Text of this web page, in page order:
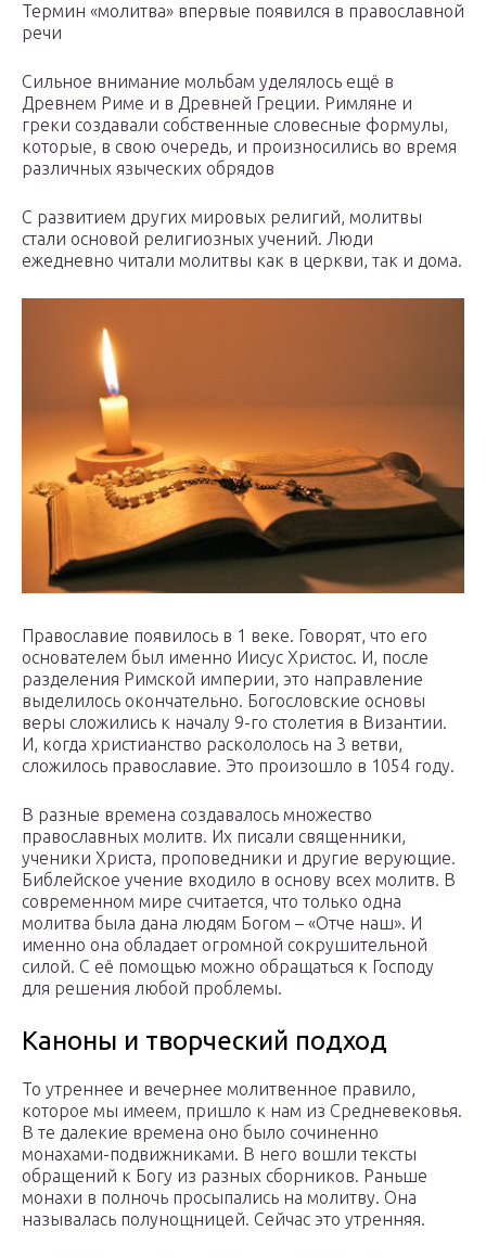
Термин «молитва» впервые появился в православной
речи
Сильное внимание мольбам уделялось ещё в
Древнем Риме и в Древней Греции. Римляне и
греки создавали собственные словесные формулы,
которые, в свою очередь, и произносились во время
различных языческих обрядов
С развитием других мировых религий, молитвы
стали основой религиозных учений. Люди
ежедневно читали молитвы как в церкви, так и дома.
Православие появилось в 1 веке. Говорят, что его
основателем был именно Иисус Христос. И, после
разделения Римской империи, это направление
выделилось окончательно. Богословские основы
веры сложились к началу 9-го столетия в Византии.
И, когда христианство раскололось на 3 ветви,
сложилось православие. Это произошло в 1054 году.
В разные времена создавалось множество
православных молитв. Их писали священники,
ученики Христа, проповедники и другие верующие.
Библейское учение входило в основу всех молитв. В
современном мире считается, что только одна
молитва была дана людям Богом – «Отче наш». И
именно она обладает огромной сокрушительной
силой. С её помощью можно обращаться к Господу
для решения любой проблемы.
Каноны и творческий подход
То утреннее и вечернее молитвенное правило,
которое мы имеем, пришло к нам из Средневековья.
В те далекие времена оно было сочиненно
монахами-подвижниками. В него вошли тексты
обращений к Богу из разных сборников. Раньше
монахи в полночь просыпались на молитву. Она
называлась полунощницей. Сейчас это утренняя.